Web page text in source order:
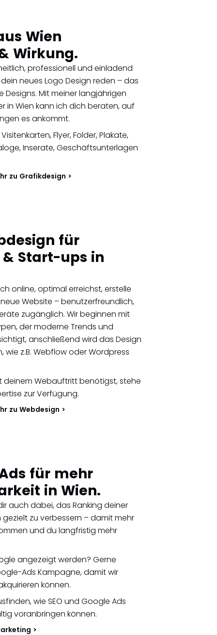
Wien
Wirkung.
professionell und einladend
neues Logo Design reden – das
Designs. Mit meiner langjährigen
in Wien kann ich dich beraten, auf
es ankommt.
Flyer, Folder, Plakate,
Inserate, Geschäftsunterlagen
zu Grafikdesign >
für
& Start-ups in
online, optimal erreichst, erstelle
Website – benutzerfreundlich,
zugänglich. Wir beginnen mit
der moderne Trends und
anschließend wird das Design
wie z.B. Webflow oder Wordpress
deinem Webauftritt benötigst, stehe
zur Verfügung.
zu Webdesign >
Ads für mehr
in Wien.
auch dabei, das Ranking deiner
gezielt zu verbessern – damit mehr
und du langfristig mehr
angezeigt werden? Gerne
Ads Kampagne, damit wir
können.
wie SEO und Google Ads
voranbringen können.
>